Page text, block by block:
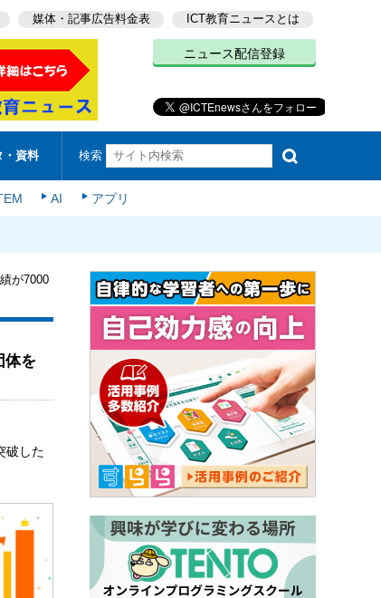
媒体・記事広告料金表 ICT教育ニュースとは
ニュース配信登録
・資料 検索
AI アプリ
が7000
体を
破した